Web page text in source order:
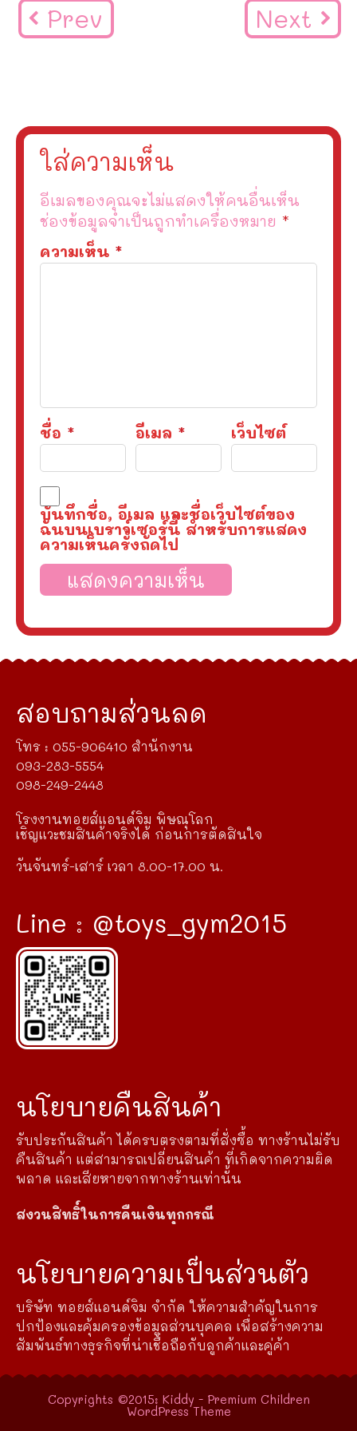
Prev Next
ใส่ความเห็น
อีเมลของคุณจะไม่แสดงให้คนอื่นเห็น
ช่องข้อมูลจำเป็นถูกทำเครื่องหมาย *
ความเห็น *
ชื่อ * อีเมล * เว็บไซต์
บันทึกชื่อ, อีเมล และชื่อเว็บไซต์ของ
ฉันบนเบราว์เซอร์นี้ สำหรับการแสดง
ความเห็นครั้งถัดไป
สอบถามส่วนลด
โทร : 055-906410 สำนักงาน
093-283-5554
098-249-2448
โรงงานทอยส์แอนด์จิม พิษณุโลก
เชิญแวะชมสินค้าจริงได้ ก่อนการตัดสินใจ
วันจันทร์-เสาร์ เวลา 8.00-17.00 น.
Line : @toys_gym2015
นโยบายคืนสินค้า
รับประกันสินค้า ได้ครบตรงตามที่สั่งซื้อ ทางร้านไม่รับ
คืนสินค้า แต่สามารถเปลี่ยนสินค้า ที่เกิดจากความผิด
พลาด และเสียหายจากทางร้านเท่านั้น
สงวนสิทธิ์ในการคืนเงินทุกกรณี
นโยบายความเป็นส่วนตัว
บริษัท ทอยส์แอนด์จิม จำกัด ให้ความสำคัญในการ
ปกป้องและคุ้มครองข้อมูลส่วนบุคคล เพื่อสร้างความ
สัมพันธ์ทางธุรกิจที่น่าเชื่อถือกับลูกค้าและคู่ค้า
Copyrights ©2015: Kiddy - Premium Children
WordPress Theme